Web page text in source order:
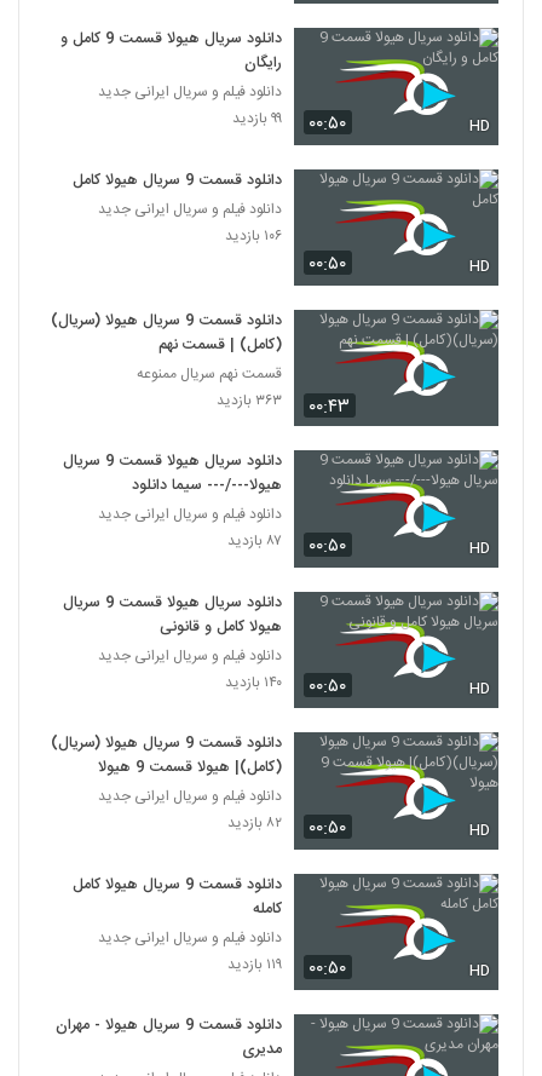
۰۰:۵۰ HD
دانلود سریال هیولا قسمت 9 کامل و
رایگان
دانلود فیلم و سریال ایرانی جدید
۹۹ بازدید
۰۰:۵۰ HD
دانلود قسمت 9 سریال هیولا کامل
دانلود فیلم و سریال ایرانی جدید
۱۰۶ بازدید
۰۰:۴۳
دانلود قسمت 9 سریال هیولا (سریال)
(کامل) | قسمت نهم
قسمت نهم سریال ممنوعه
۳۶۳ بازدید
۰۰:۵۰ HD
دانلود سریال هیولا قسمت 9 سریال
هیولا---/--- سیما دانلود
دانلود فیلم و سریال ایرانی جدید
۸۷ بازدید
۰۰:۵۰ HD
دانلود سریال هیولا قسمت 9 سریال
هیولا کامل و قانونی
دانلود فیلم و سریال ایرانی جدید
۱۴۰ بازدید
۰۰:۵۰ HD
دانلود قسمت 9 سریال هیولا (سریال)
(کامل)| هیولا قسمت 9 هیولا
دانلود فیلم و سریال ایرانی جدید
۸۲ بازدید
۰۰:۵۰ HD
دانلود قسمت 9 سریال هیولا کامل
کامله
دانلود فیلم و سریال ایرانی جدید
۱۱۹ بازدید
دانلود قسمت 9 سریال هیولا - مهران
مدیری